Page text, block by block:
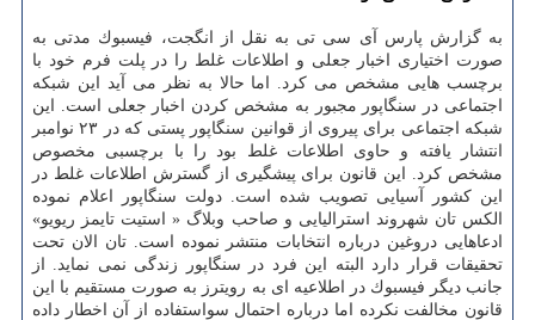
به گزارش پارس آی سی تی به نقل از انگجت، فیسبوك مدتی به
صورت اختیاری اخبار جعلی و اطلاعات غلط را در پلت فرم خود با
برچسب هایی مشخص می كرد. اما حالا به نظر می آید این شبكه
اجتماعی در سنگاپور مجبور به مشخص كردن اخبار جعلی است. این
شبكه اجتماعی برای پیروی از قوانین سنگاپور پستی كه در ۲۳ نوامبر
انتشار یافته و حاوی اطلاعات غلط بود را با برچسبی مخصوص
مشخص كرد. این قانون برای پیشگیری از گسترش اطلاعات غلط در
این كشور آسیایی تصویب شده است. دولت سنگاپور اعلام نموده
الكس تان شهروند استرالیایی و صاحب وبلاگ « استیت تایمز ریویو»
ادعاهایی دروغین درباره انتخابات منتشر نموده است. تان الان تحت
تحقیقات قرار دارد البته این فرد در سنگاپور زندگی نمی نماید. از
جانب دیگر فیسبوك در اطلاعیه ای به رویترز به صورت مستقیم با این
قانون مخالفت نكرده اما درباره احتمال سواستفاده از آن اخطار داده